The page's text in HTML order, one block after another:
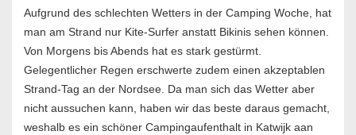
Aufgrund des schlechten Wetters in der Camping Woche, hat
man am Strand nur Kite-Surfer anstatt Bikinis sehen können.
Von Morgens bis Abends hat es stark gestürmt.
Gelegentlicher Regen erschwerte zudem einen akzeptablen
Strand-Tag an der Nordsee. Da man sich das Wetter aber
nicht aussuchen kann, haben wir das beste daraus gemacht,
weshalb es ein schöner Campingaufenthalt in Katwijk aan